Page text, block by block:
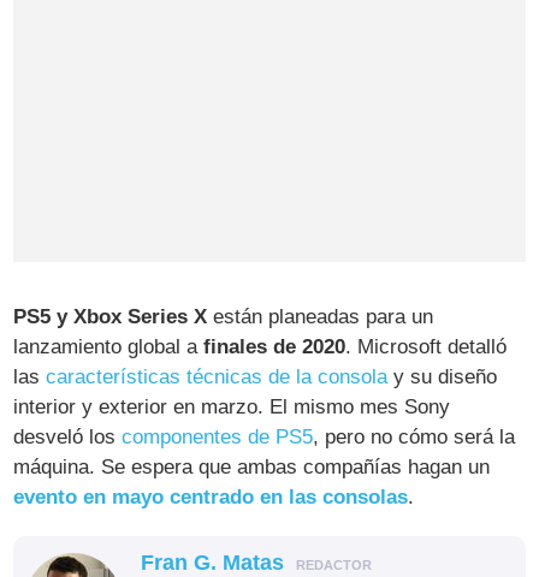
PS5 y Xbox Series X están planeadas para un
lanzamiento global afinales de 2020. Microsoft detalló
lascaracterísticas técnicas de la consolay su diseño
interior y exterior en marzo. El mismo mes Sony
desveló loscomponentes de PS5, pero no cómo será la
máquina. Se espera que ambas compañías hagan un
evento en mayo centrado en las consolas.
Fran G. Matas REDACTOR